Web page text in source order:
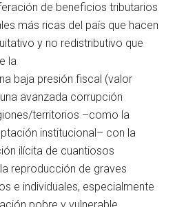
de beneficios tributarios
más ricas del país que hacen
y no redistributivo que
la
baja presión fiscal (valor
avanzada corrupción
territorios –como la
institucional– con la
ilícita de cuantiosos
reproducción de graves
e individuales, especialmente